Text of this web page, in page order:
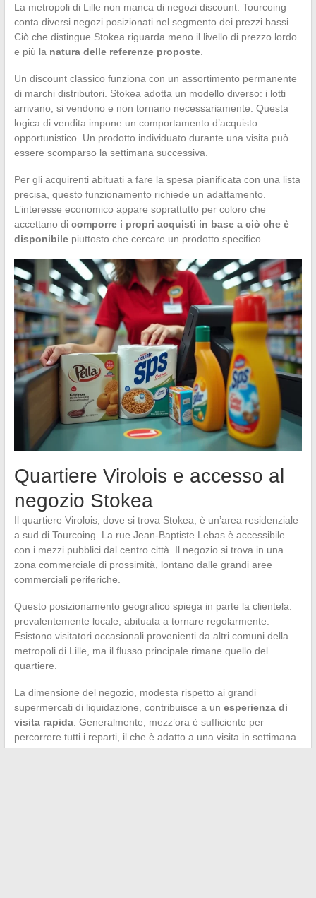
La metropoli di Lille non manca di negozi discount. Tourcoing
conta diversi negozi posizionati nel segmento dei prezzi bassi.
Ciò che distingue Stokea riguarda meno il livello di prezzo lordo
e più la natura delle referenze proposte.
Un discount classico funziona con un assortimento permanente
di marchi distributori. Stokea adotta un modello diverso: i lotti
arrivano, si vendono e non tornano necessariamente. Questa
logica di vendita impone un comportamento d’acquisto
opportunistico. Un prodotto individuato durante una visita può
essere scomparso la settimana successiva.
Per gli acquirenti abituati a fare la spesa pianificata con una lista
precisa, questo funzionamento richiede un adattamento.
L’interesse economico appare soprattutto per coloro che
accettano di comporre i propri acquisti in base a ciò che è
disponibilepiuttosto che cercare un prodotto specifico.
Quartiere Virolois e accesso al
negozio Stokea
Il quartiere Virolois, dove si trova Stokea, è un’area residenziale
a sud di Tourcoing. La rue Jean-Baptiste Lebas è accessibile
con i mezzi pubblici dal centro città. Il negozio si trova in una
zona commerciale di prossimità, lontano dalle grandi aree
commerciali periferiche.
Questo posizionamento geografico spiega in parte la clientela:
prevalentemente locale, abituata a tornare regolarmente.
Esistono visitatori occasionali provenienti da altri comuni della
metropoli di Lille, ma il flusso principale rimane quello del
quartiere.
La dimensione del negozio, modesta rispetto ai grandi
supermercati di liquidazione, contribuisce a un esperienza di
visita rapida. Generalmente, mezz’ora è sufficiente per
percorrere tutti i reparti, il che è adatto a una visita in settimana